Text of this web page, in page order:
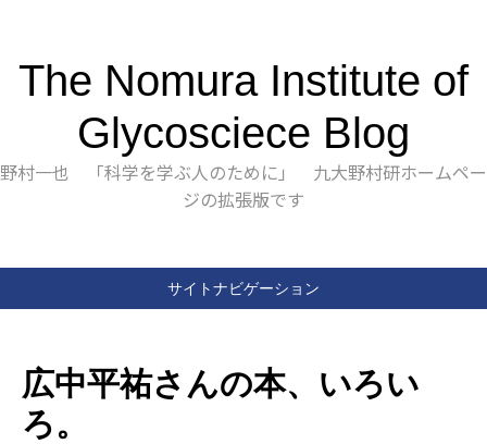
The Nomura Institute of
Glycosciece Blog
野村一也 「科学を学ぶ人のために」 九大野村研ホームペー
ジの拡張版です
サイトナビゲーション
広中平祐さんの本、いろい
ろ。